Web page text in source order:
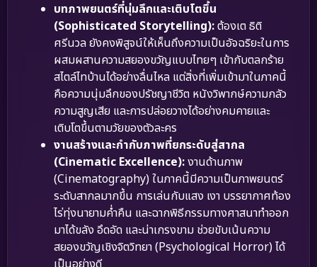
บทภาพยนตร์ที่นุ่มลึกและเติบโตขึ้น
(Sophisticated Storytelling):ต้องเต ธิติ
ศรีนวล ยังคงพิสูจน์ให้เห็นถึงความเป็นอัจฉริยะในการ
ผสมผสานความสยองขวัญแบบไทยๆ เข้ากับตลกร้าย
สไตล์ไทบ้านได้อย่างลื่นไหล แต่สิ่งที่เพิ่มเข้ามาในภาคนี้
คือความนุ่มลึกของปรัชญาชีวิต หนังวิพากษ์ความกลัว
ความสูญเสีย และการปล่อยวางได้อย่างคมคายและ
เติบโตขึ้นตามวัยของตัวละคร
งานสร้างและกำกับภาพที่ยกระดับสู่สากล
(Cinematic Excellence):งานด้านภาพ
(Cinematography) ในภาคนี้มีความเป็นภาพยนตร์
ระดับสากลมากขึ้น การเล่นกับแสง เงา บรรยากาศท้อง
ไร่ทุ่งนายามค่ำคืน และฉากพิธีกรรมทางศาสนาทำออก
มาได้ขลัง อึดอัด และน่าเกรงขาม ช่วยขับเน้นความ
สยองขวัญเชิงจิตวิทยา (Psychological Horror) ได้